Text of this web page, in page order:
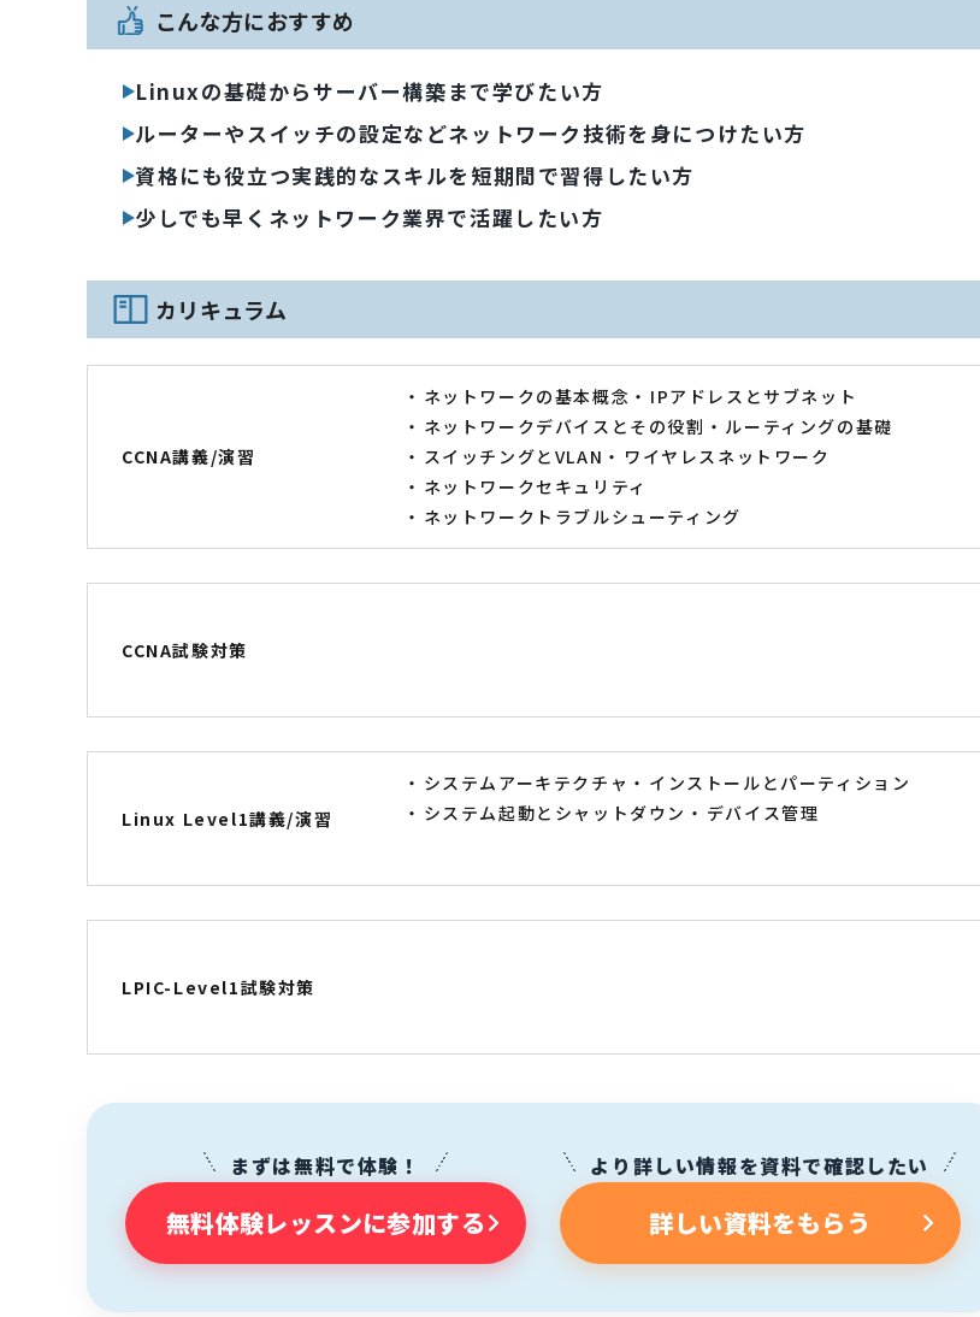
こんな方におすすめ
Linuxの基礎からサーバー構築まで学びたい方
ルーターやスイッチの設定などネットワーク技術を身につけたい方
資格にも役立つ実践的なスキルを短期間で習得したい方
少しでも早くネットワーク業界で活躍したい方
カリキュラム
CCNA講義/演習
ネットワークの基本概念
IPアドレスとサブネット
ネットワークデバイスとその役割
ルーティングの基礎
スイッチングとVLAN
ワイヤレスネットワーク
ネットワークセキュリティ
ネットワークトラブルシューティング
CCNA試験対策
Linux Level1講義/演習
システムアーキテクチャ
インストールとパーティション
システム起動とシャットダウン
デバイス管理
LPIC-Level1試験対策
まずは無料で体験！
無料体験レッスンに参加する
より詳しい情報を資料で確認したい
詳しい資料をもらう